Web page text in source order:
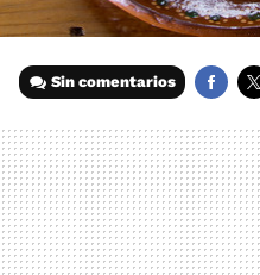
Sin comentarios